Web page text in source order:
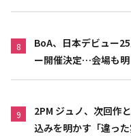
8
BoA、日本デビュー
ー開催決定…会場も
9
2PM ジュノ、次回作
込みを明かす「違っ